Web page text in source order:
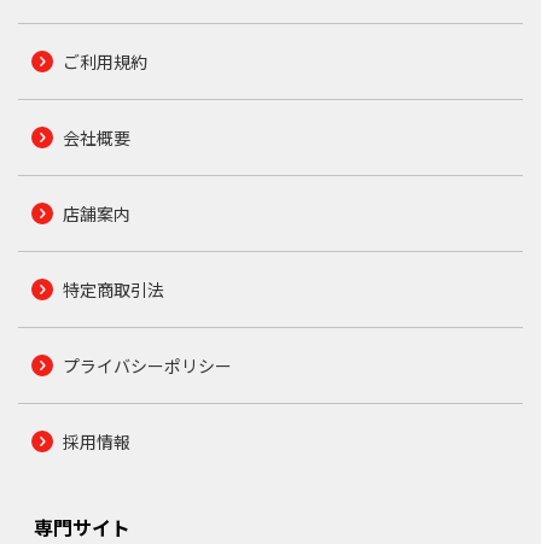
ご利用規約
会社概要
店舗案内
特定商取引法
プライバシーポリシー
採用情報
専門サイト